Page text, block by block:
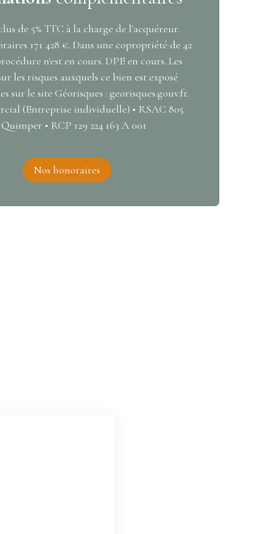
de 5% TTC à la charge de l'acquéreur.
171 428 €. Dans une copropriété de 42
n'est en cours. DPE en cours. Les
les risques auxquels ce bien est exposé
sur le site Géorisques : georisques.gouv.fr.
(Entreprise individuelle) • RSAC 805
• RCP 129 224 163 A 001
Nos honoraires